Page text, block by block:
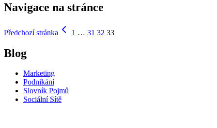
Navigace na stránce
Předchozí stránka 1 … 31 32 33
Blog
Marketing
Podnikání
Slovník Pojmů
Sociální Sítě